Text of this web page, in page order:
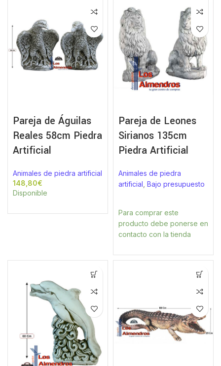
Pareja de Águilas
Reales 58cm Piedra
Artificial
Animales de piedra artificial
€
Disponible
Pareja de Leones
Sirianos 135cm
Piedra Artificial
Animales de piedra
artificial Bajo presupuesto
Para comprar este
producto debe ponerse en
contacto con la tienda